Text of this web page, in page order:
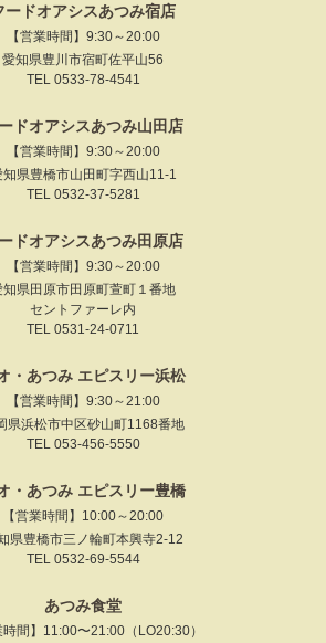
ードオアシスあつみ宿店
【営業時間】9:30～20:00
愛知県豊川市宿町佐平山56
TEL 0533-78-4541
ドオアシスあつみ山田店
【営業時間】9:30～20:00
知県豊橋市山田町字西山11-1
TEL 0532-37-5281
ドオアシスあつみ田原店
【営業時間】9:30～20:00
知県田原市田原町萱町１番地
セントファーレ内
TEL 0531-24-0711
・あつみ エピスリー浜松
【営業時間】9:30～21:00
県浜松市中区砂山町1168番地
TEL 053-456-5550
・あつみ エピスリー豊橋
【営業時間】10:00～20:00
県豊橋市三ノ輪町本興寺2-12
TEL 0532-69-5544
あつみ食堂
時間】11:00〜21:00（LO20:30）